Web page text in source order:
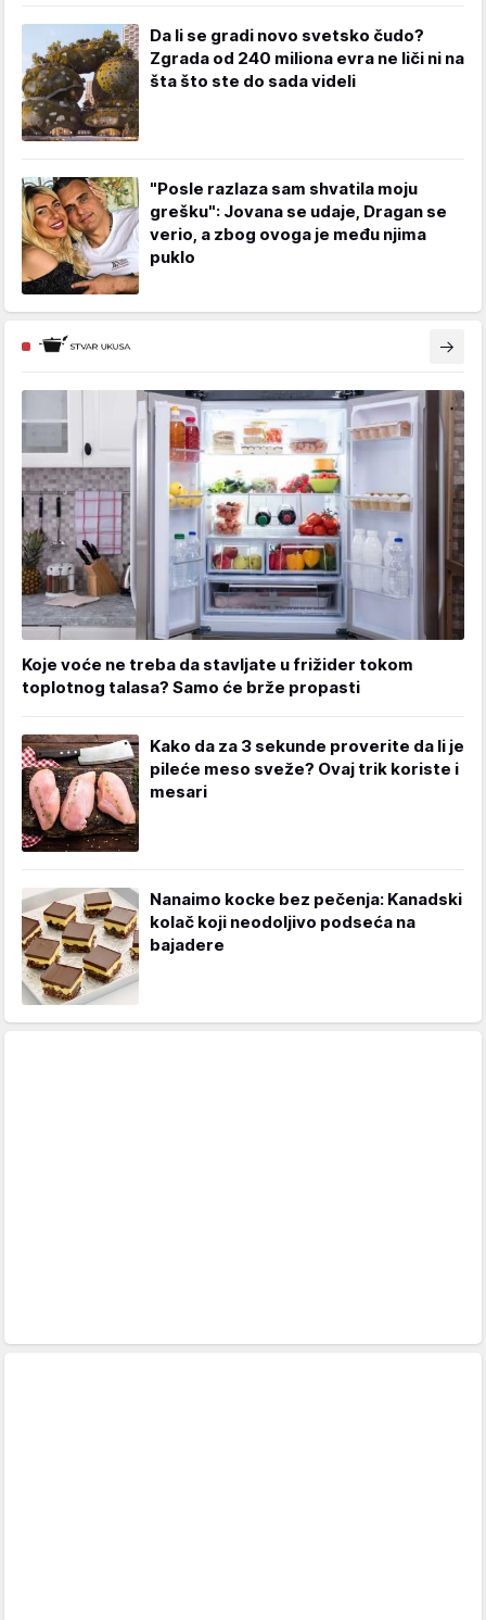
Da li se gradi novo svetsko čudo?
Zgrada od 240 miliona evra ne liči ni na
šta što ste do sada videli
"Posle razlaza sam shvatila moju
grešku": Jovana se udaje, Dragan se
verio, a zbog ovoga je među njima
puklo
Koje voće ne treba da stavljate u frižider tokom
toplotnog talasa? Samo će brže propasti
Kako da za 3 sekunde proverite da li je
pileće meso sveže? Ovaj trik koriste i
mesari
Nanaimo kocke bez pečenja: Kanadski
kolač koji neodoljivo podseća na
bajadere